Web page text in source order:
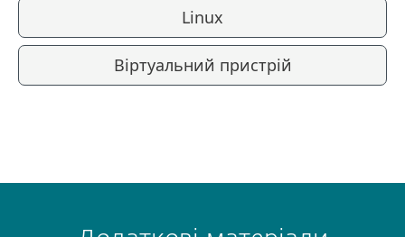
Linux
Віртуальний пристрій